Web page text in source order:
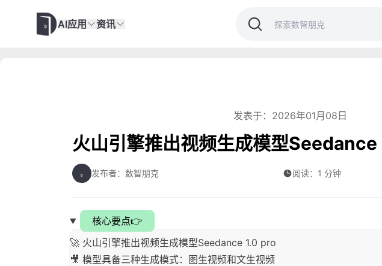
AI应用 资讯
发表于：2026年01月08日
火山引擎推出视频生成模型
发布者：数智朋克 阅读：1 分钟
核心要点👉
🚀 火山引擎推出视频生成模型Seedance 1.0 pro
🎥 模型具备三种生成模式：图生视频和文生视频